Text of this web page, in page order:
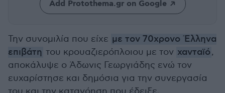
Add Protothema.gr on Google
Την συνομιλία που είχε με τον 70χρονο Έλληνα
επιβάτη του κρουαζιερόπλοιου με τον χανταϊό,
αποκάλυψε ο Άδωνις Γεωργιάδης ενώ τον
ευχαρίστησε και δημόσια για την συνεργασία